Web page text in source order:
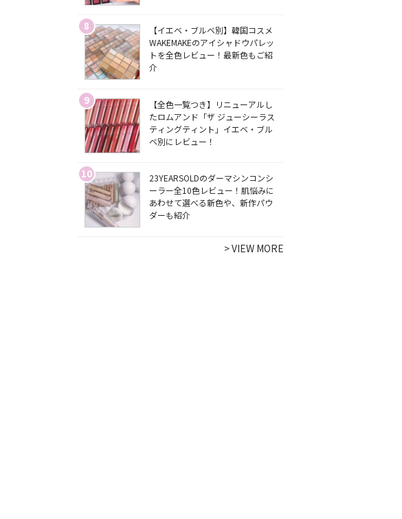
8
【イエベ・ブルベ別】韓国コスメ
WAKEMAKEのアイシャドウパレッ
トを全色レビュー！最新色もご紹
介
9
【全色一覧つき】リニューアルし
たロムアンド「ザ ジューシーラス
ティングティント」イエベ・ブル
ベ別にレビュー！
10
23YEARSOLDのダーマシンコンシ
ーラー全10色レビュー！肌悩みに
あわせて選べる新色や、新作パウ
ダーも紹介
>VIEW MORE